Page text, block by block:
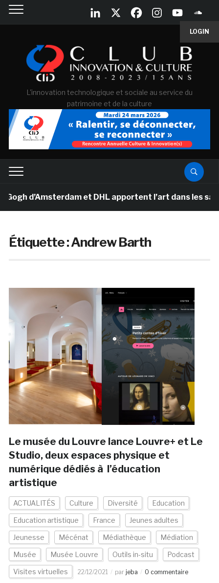
LOGIN
L'innovation technologique et sociale au service du
patrimoine et de la culture
d’Amsterdam et DHL apportent l’art dans les salles
Étiquette :Andrew Barth
Le musée du Louvre lance Louvre+ et Le
Studio, deux espaces physique et
numérique dédiés à l’éducation
artistique
ACTUALITÉS Culture Diversité Education
Education artistique France Jeunes adultes
Jeunesse Mécénat Médiathèque Médiation
Musée Musée Louvre Outils in-situ Podcast
Visites virtuelles 22/12/2021 par jeba 0 commentaire